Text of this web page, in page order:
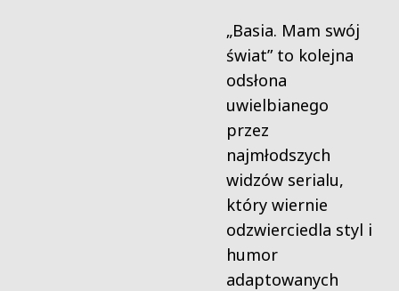
„Basia. Mam swój
świat” to kolejna
odsłona
uwielbianego
przez
najmłodszych
widzów serialu,
który wiernie
odzwierciedla styl i
humor
adaptowanych